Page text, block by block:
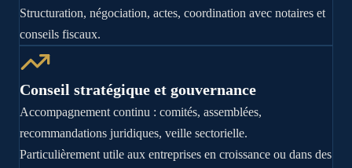
Structuration, négociation, actes, coordination avec notaires et
conseils fiscaux.
Conseil stratégique et gouvernance
Accompagnement continu : comités, assemblées,
recommandations juridiques, veille sectorielle.
Particulièrement utile aux entreprises en croissance ou dans des